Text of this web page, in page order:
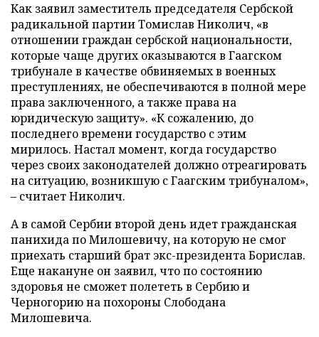
Как заявил заместитель председателя Сербской
радикальной партии Томислав Николич, «в
отношении граждан сербской национальности,
которые чаще других оказываются в Гаагском
трибунале в качестве обвиняемых в военных
преступлениях, не обеспечиваются в полной мере
права заключенного, а также права на
юридическую защиту». «К сожалению, до
последнего времени государство с этим
мирилось. Настал момент, когда государство
через своих законодателей должно отреагировать
на ситуацию, возникшую с Гаагским трибуналом»,
– считает Николич.
А в самой Сербии второй день идет гражданская
панихида по Милошевичу, на которую не смог
приехать старший брат экс-президента Борислав.
Еще накануне он заявил, что по состоянию
здоровья не сможет полететь в Сербию и
Черногорию на похороны Слободана
Милошевича.